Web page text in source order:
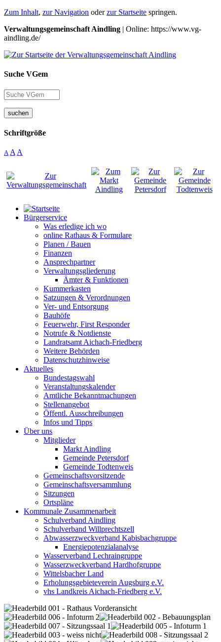
Zum Inhalt, zur Navigation oderzur Startseite springen.
Verwaltungsgemeinschaft Aindling | Online: https://www.vg-
aindling.de/
Suche VGem
suchen
Schriftgröße
A A A
Bürgerservice
Was erledige ich wo
online Rathaus & Formulare
Planen / Bauen
Finanzen
Ansprechpartner
Verwaltungsgliederung
Ämter & Funktionen
Kummerkasten
Satzungen & Verordnungen
Ver- und Entsorgung
Bauhöfe
Feuerwehr, First Responder
Notrufe & Notdienste
Landratsamt Aichach-Friedberg
Weitere Behörden
Datenschutzhinweise
Aktuelles
Bundestagswahl
Veranstaltungskalender
Amtliche Bekanntmachungen
Stellenangebot
Öffentl. Ausschreibungen
Infos und Tipps
Über uns
Mitglieder
Markt Aindling
Gemeinde Petersdorf
Gemeinde Todtenweis
Gemeinschaftsvorsitzende
Gemeinschaftsversammlung
Sitzungen
Ortspläne
Kommunale Zusammenarbeit
Schulverband Aindling
Schulverband Willprechtszell
Abwasserzweckverband Kabisbachgruppe
Energiepotenzialanalyse
Wasserverband Lechraingruppe
Wasserzweckverband Hardhofgruppe
Wittelsbacher Land
Erholungsgebieteverein Augsburg e.V.
vhs Landkreis Aichach-Friedberg e.V.